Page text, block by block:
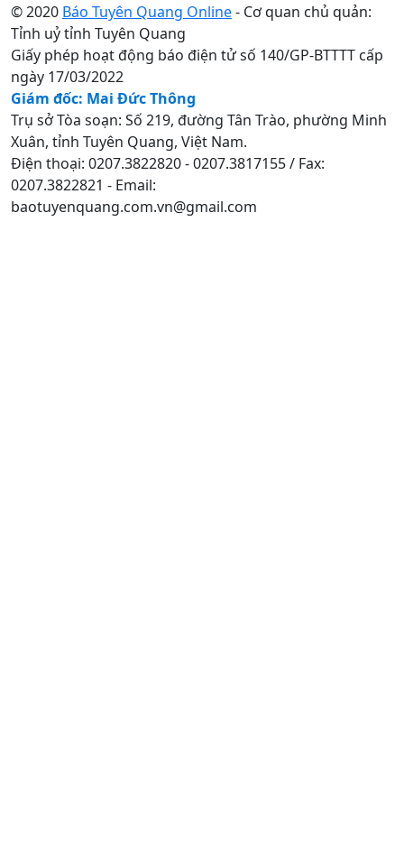
© 2020 Báo Tuyên Quang Online- Cơ quan chủ quản:
Tỉnh uỷ tỉnh Tuyên Quang
Giấy phép hoạt động báo điện tử số 140/GP-BTTTT cấp
ngày 17/03/2022
Giám đốc: Mai Đức Thông
Trụ sở Tòa soạn: Số 219, đường Tân Trào, phường Minh
Xuân, tỉnh Tuyên Quang, Việt Nam.
Điện thoại: 0207.3822820 - 0207.3817155 / Fax:
0207.3822821 - Email:
baotuyenquang.com.vn@gmail.com